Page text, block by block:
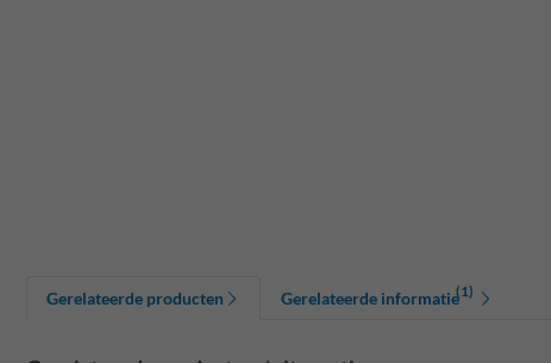
Gerelateerde producten Gerelateerde informatie(1)